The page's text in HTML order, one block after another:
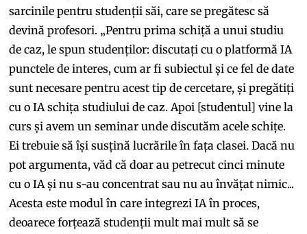
sarcinile pentru studenții săi, care se pregătesc să
devină profesori. „Pentru prima schiță a unui studiu
de caz, le spun studenților: discutați cu o platformă IA
punctele de interes, cum ar fi subiectul și ce fel de date
sunt necesare pentru acest tip de cercetare, și pregătiți
cu o IA schița studiului de caz. Apoi [studentul] vine la
curs și avem un seminar unde discutăm acele schițe.
Ei trebuie să își susțină lucrările în fața clasei. Dacă nu
pot argumenta, văd că doar au petrecut cinci minute
cu o IA și nu s-au concentrat sau nu au învățat nimic...
Acesta este modul în care integrezi IA în proces,
deoarece forțează studenții mult mai mult să se